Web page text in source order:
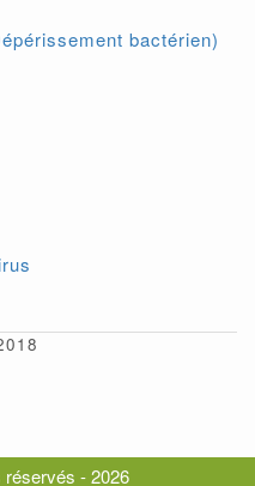
bactérien)
réservés - 2026